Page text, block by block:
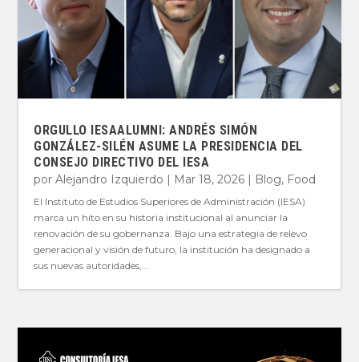
ORGULLO IESAALUMNI: ANDRÉS SIMÓN
GONZÁLEZ-SILÉN ASUME LA PRESIDENCIA DEL
CONSEJO DIRECTIVO DEL IESA
porAlejandro Izquierdo | Mar 18, 2026 | Blog, Food
El Instituto de Estudios Superiores de Administración (IESA)
marca un hito en su historia institucional al anunciar la
renovación de su gobernanza. Bajo una estrategia de relevo
generacional y visión de futuro, la institución ha designado a
sus nuevas autoridades,...